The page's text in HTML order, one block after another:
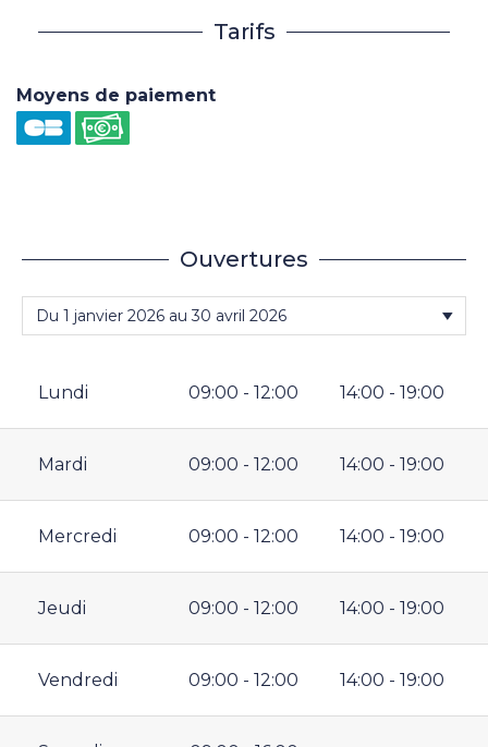
Tarifs
Moyens de paiement
Ouvertures
Lundi 09:00 - 12:00 14:00 - 19:00
Mardi 09:00 - 12:00 14:00 - 19:00
Mercredi 09:00 - 12:00 14:00 - 19:00
Jeudi 09:00 - 12:00 14:00 - 19:00
Vendredi 09:00 - 12:00 14:00 - 19:00